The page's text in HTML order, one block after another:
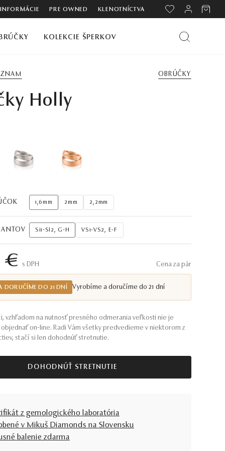
PRE OWNED KLENOTNÍCTVA
KOLEKCIE ŠPERKOV
OBRÚČKY
Holly
1,6mm 2mm 2,2mm
Si1-SI2, G-H VS1-VS2, E-F
€ S DPH Cena za pár
DORUČÍME DO 21 DNÍ Vyrobíme a doručíme do 21 dní
vzhľadom na nutnosť presného odmerania veľkosti nie je
on-line. Radi Vám všetky predvedieme v niektorom z
stačí si len dohodnúť stretnutie.
DOHODNÚŤ STRETNUTIE
z gemologického laboratória
v Mikuš Diamonds na Slovensku
balenie zdarma